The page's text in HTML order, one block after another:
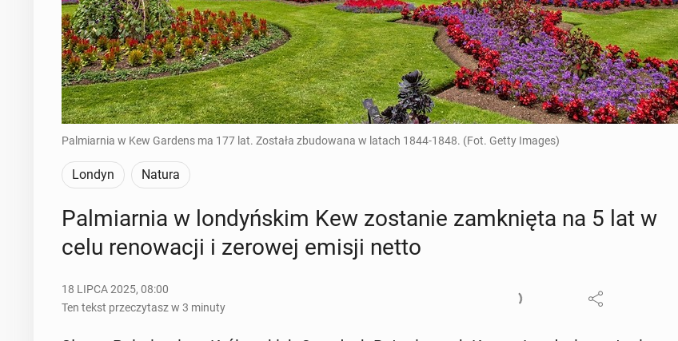
Palmiarnia w Kew Gardens ma 177 lat. Została zbudowana w latach 1844-1848. (Fot. Getty Images)
Londyn Natura
Pal­miar­nia w lon­dyń­skim Kew zo­sta­nie za­mknię­ta na 5 lat w
celu re­no­wa­cji i zerowej emisji netto
18 LIPCA 2025, 08:00
Ten tekst przeczytasz w 3 minuty